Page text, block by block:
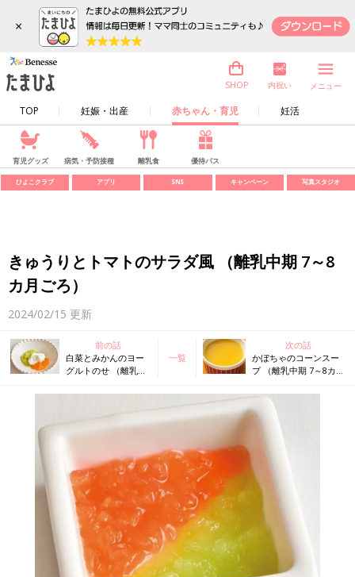
×
TOP 妊娠・出産 赤ちゃん・育児 妊活
SHOP 内祝い メニュー
育児グッズ 病気・予防接種 離乳食 優待パス
ひよこクラブ アプリ SNS キャンペーン 写真スタジオ
きゅうりとトマトのサラダ風 （離乳中期 7～8
カ月ごろ）
2024/02/15 更新
前の話
白菜とみかんのヨー
グルトのせ （離乳中
一覧
次の話
かぼちゃのコーンスー
プ （離乳中期 7～8カ